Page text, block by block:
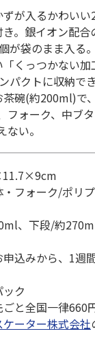
が入るかわい
。銀イオン配
が袋のまま入る
くっつかない
パクトに収納で
碗(約200ml)で
フォーク、中ブ
い。
フォーク/ポリ
、下段/約
込みから、1週
ク
と全国一律660
ケーター株式会社